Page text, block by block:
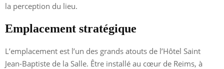
la perception du lieu.
Emplacement stratégique
L’emplacement est l’un des grands atouts de l’Hôtel Saint
Jean-Baptiste de la Salle. Être installé au cœur de Reims, à